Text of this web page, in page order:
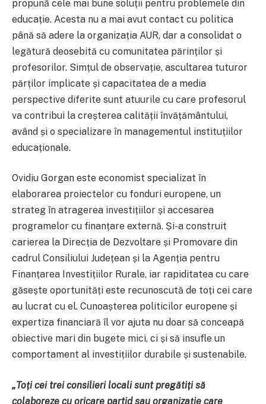
propună cele mai bune soluții pentru problemele din
educație. Acesta nu a mai avut contact cu politica
până să adere la organizația AUR, dar a consolidat o
legătură deosebită cu comunitatea părinților și
profesorilor. Simțul de observație, ascultarea tuturor
părților implicate și capacitatea de a media
perspective diferite sunt atuurile cu care profesorul
va contribui la creșterea calității învățământului,
având și o specializare în managementul instituțiilor
educaționale.
Ovidiu Gorgan este economist specializat în
elaborarea proiectelor cu fonduri europene, un
strateg în atragerea investițiilor și accesarea
programelor cu finanțare externă. Și-a construit
carierea la Direcția de Dezvoltare și Promovare din
cadrul Consiliului Județean și la Agenția pentru
Finanțarea Investițiilor Rurale, iar rapiditatea cu care
găsește oportunități este recunoscută de toți cei care
au lucrat cu el. Cunoașterea politicilor europene și
expertiza financiară îl vor ajuta nu doar să conceapă
obiective mari din bugete mici, ci și să insufle un
comportament al investițiilor durabile și sustenabile.
„Toți cei trei consilieri locali sunt pregătiți să
colaboreze cu oricare partid sau organizație care